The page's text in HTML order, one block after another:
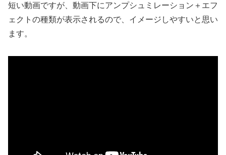
短い動画ですが、動画下にアンプシュミレーション＋エフ
ェクトの種類が表示されるので、イメージしやすいと思い
ます。